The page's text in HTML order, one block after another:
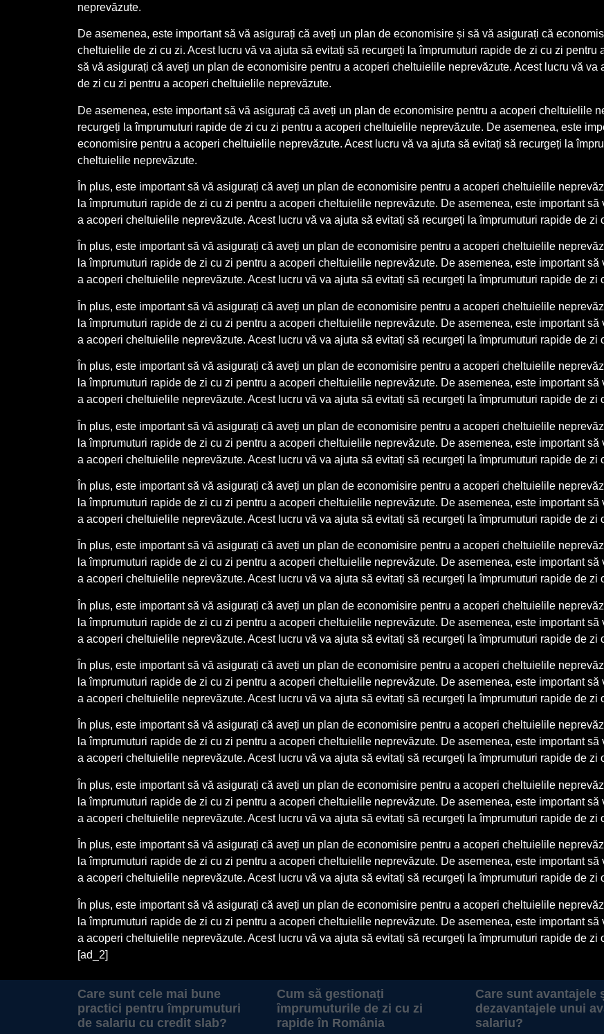
neprevăzute.
De asemenea, este important să vă asigurați că aveți un plan de economisire și să vă asigurați că
cheltuielile de zi cu zi. Acest lucru vă va ajuta să evitați să recurgeți la împrumuturi rapide de zi cu zi
să vă asigurați că aveți un plan de economisire pentru a acoperi cheltuielile neprevăzute. Acest lucru vă
de zi cu zi pentru a acoperi cheltuielile neprevăzute.
De asemenea, este important să vă asigurați că aveți un plan de economisire pentru a acoperi cheltuielile
recurgeți la împrumuturi rapide de zi cu zi pentru a acoperi cheltuielile neprevăzute. De asemenea, este
economisire pentru a acoperi cheltuielile neprevăzute. Acest lucru vă va ajuta să evitați să recurgeți la
cheltuielile neprevăzute.
În plus, este important să vă asigurați că aveți un plan de economisire pentru a acoperi cheltuielile
la împrumuturi rapide de zi cu zi pentru a acoperi cheltuielile neprevăzute. De asemenea, este important
a acoperi cheltuielile neprevăzute. Acest lucru vă va ajuta să evitați să recurgeți la împrumuturi rapide de
În plus, este important să vă asigurați că aveți un plan de economisire pentru a acoperi cheltuielile
la împrumuturi rapide de zi cu zi pentru a acoperi cheltuielile neprevăzute. De asemenea, este important
a acoperi cheltuielile neprevăzute. Acest lucru vă va ajuta să evitați să recurgeți la împrumuturi rapide de
În plus, este important să vă asigurați că aveți un plan de economisire pentru a acoperi cheltuielile
la împrumuturi rapide de zi cu zi pentru a acoperi cheltuielile neprevăzute. De asemenea, este important
a acoperi cheltuielile neprevăzute. Acest lucru vă va ajuta să evitați să recurgeți la împrumuturi rapide de
În plus, este important să vă asigurați că aveți un plan de economisire pentru a acoperi cheltuielile
la împrumuturi rapide de zi cu zi pentru a acoperi cheltuielile neprevăzute. De asemenea, este important
a acoperi cheltuielile neprevăzute. Acest lucru vă va ajuta să evitați să recurgeți la împrumuturi rapide de
În plus, este important să vă asigurați că aveți un plan de economisire pentru a acoperi cheltuielile
la împrumuturi rapide de zi cu zi pentru a acoperi cheltuielile neprevăzute. De asemenea, este important
a acoperi cheltuielile neprevăzute. Acest lucru vă va ajuta să evitați să recurgeți la împrumuturi rapide de
În plus, este important să vă asigurați că aveți un plan de economisire pentru a acoperi cheltuielile
la împrumuturi rapide de zi cu zi pentru a acoperi cheltuielile neprevăzute. De asemenea, este important
a acoperi cheltuielile neprevăzute. Acest lucru vă va ajuta să evitați să recurgeți la împrumuturi rapide de
În plus, este important să vă asigurați că aveți un plan de economisire pentru a acoperi cheltuielile
la împrumuturi rapide de zi cu zi pentru a acoperi cheltuielile neprevăzute. De asemenea, este important
a acoperi cheltuielile neprevăzute. Acest lucru vă va ajuta să evitați să recurgeți la împrumuturi rapide de
În plus, este important să vă asigurați că aveți un plan de economisire pentru a acoperi cheltuielile
la împrumuturi rapide de zi cu zi pentru a acoperi cheltuielile neprevăzute. De asemenea, este important
a acoperi cheltuielile neprevăzute. Acest lucru vă va ajuta să evitați să recurgeți la împrumuturi rapide de
În plus, este important să vă asigurați că aveți un plan de economisire pentru a acoperi cheltuielile
la împrumuturi rapide de zi cu zi pentru a acoperi cheltuielile neprevăzute. De asemenea, este important
a acoperi cheltuielile neprevăzute. Acest lucru vă va ajuta să evitați să recurgeți la împrumuturi rapide de
În plus, este important să vă asigurați că aveți un plan de economisire pentru a acoperi cheltuielile
la împrumuturi rapide de zi cu zi pentru a acoperi cheltuielile neprevăzute. De asemenea, este important
a acoperi cheltuielile neprevăzute. Acest lucru vă va ajuta să evitați să recurgeți la împrumuturi rapide de
În plus, este important să vă asigurați că aveți un plan de economisire pentru a acoperi cheltuielile
la împrumuturi rapide de zi cu zi pentru a acoperi cheltuielile neprevăzute. De asemenea, este important
a acoperi cheltuielile neprevăzute. Acest lucru vă va ajuta să evitați să recurgeți la împrumuturi rapide de
În plus, este important să vă asigurați că aveți un plan de economisire pentru a acoperi cheltuielile
la împrumuturi rapide de zi cu zi pentru a acoperi cheltuielile neprevăzute. De asemenea, este important
a acoperi cheltuielile neprevăzute. Acest lucru vă va ajuta să evitați să recurgeți la împrumuturi rapide de
În plus, este important să vă asigurați că aveți un plan de economisire pentru a acoperi cheltuielile
la împrumuturi rapide de zi cu zi pentru a acoperi cheltuielile neprevăzute. De asemenea, este important
a acoperi cheltuielile neprevăzute. Acest lucru vă va ajuta să evitați să recurgeți la împrumuturi rapide de zi
[ad_2]
Care sunt cele mai bune
practici pentru împrumuturi
de salariu cu credit slab?
Cum să gestionați
împrumuturile de zi cu zi
rapide în România
Care sunt avantajele
dezavantajele unui
salariu?